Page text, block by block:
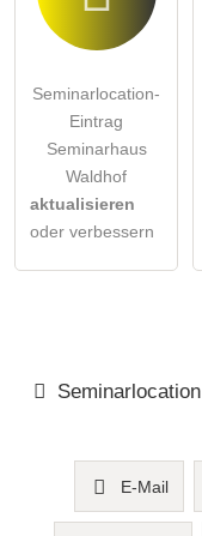
Seminarlocation-
Eintrag
Seminarhaus
Waldhof
aktualisieren
oder verbessern
Seminarlocation
E-Mail